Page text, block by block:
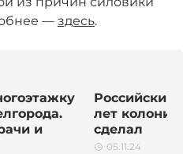
— здесь.
и
Российский
лет колонии
сделал
05.11.24